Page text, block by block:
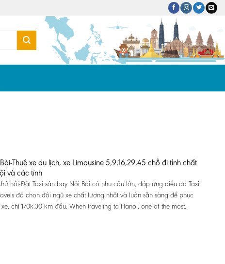
Thuê xe du lịch, xe Limousine 5,9,16,29,45 chỗ đi tỉnh chất
và các tỉnh
hồi-Đặt Taxi sân bay Nội Bài có nhu cầu lớn, đáp ứng điều đó Taxi
đã chọn đội ngũ xe chất lượng nhất và luôn sẵn sàng để phục
chỉ 170k:30 km đầu. When traveling to Hanoi, one of the most..